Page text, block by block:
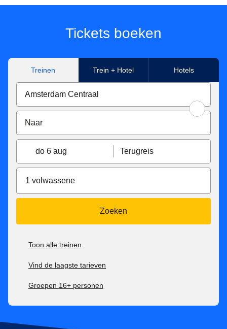
Tickets boeken
Treinen Trein + Hotel Hotels
do 6 aug Terugreis
1 volwassene
Zoeken
Toon alle treinen
Vind de laagste tarieven
Groepen 16+ personen